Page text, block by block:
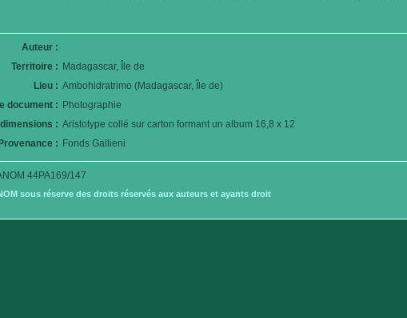
Auteur :
Territoire : Madagascar, Île de
Lieu : Ambohidratrimo (Madagascar, Île de)
document : Photographie
: Aristotype collé sur carton formant un album 16,8 x 12
Provenance : Fonds Gallieni
44PA169/147
sous réserve des droits réservés aux auteurs et ayants droit